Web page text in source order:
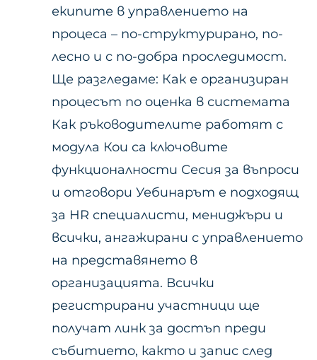
екипите в управлението на
процеса – по-структурирано, по-
лесно и с по-добра проследимост.
Ще разгледаме: Как е организиран
процесът по оценка в системата
Как ръководителите работят с
модула Кои са ключовите
функционалности Сесия за въпроси
и отговори Уебинарът е подходящ
за HR специалисти, мениджъри и
всички, ангажирани с управлението
на представянето в
организацията. Всички
регистрирани участници ще
получат линк за достъп преди
събитието, както и запис след